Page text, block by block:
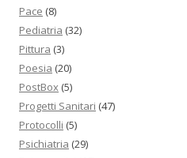
Pace (8)
Pediatria (32)
Pittura (3)
Poesia (20)
PostBox (5)
Progetti Sanitari (47)
Protocolli (5)
Psichiatria (29)